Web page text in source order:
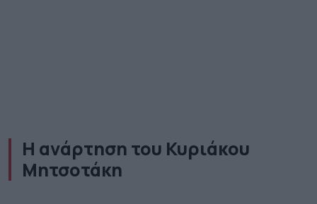
Η ανάρτηση του Κυριάκου
Μητσοτάκη